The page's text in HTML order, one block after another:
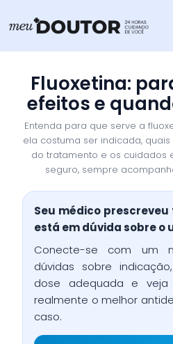
para
Fluoxetina:
efeitos e
Entenda para que serve a
ela costuma ser indicada,
do tratamento e os cuidados
seguro, sempre
Seu médico
está em dúvida sobre o
Conecte-se com um
dúvidas sobre
dose adequada e
realmente o melhor
caso.